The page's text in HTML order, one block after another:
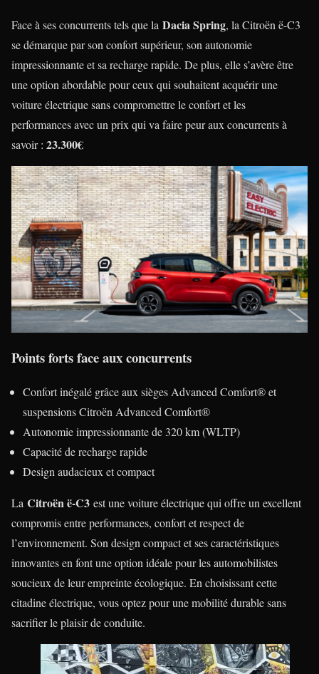
Face à ses concurrents tels que la Dacia Spring, la Citroën ë-C3
se démarque par son confort supérieur, son autonomie
impressionnante et sa recharge rapide. De plus, elle s’avère être
une option abordable pour ceux qui souhaitent acquérir une
voiture électrique sans compromettre le confort et les
performances avec un prix qui va faire peur aux concurrents à
savoir : 23.300€
Points forts face aux concurrents
Confort inégalé grâce aux sièges Advanced Comfort® et
suspensions Citroën Advanced Comfort®
Autonomie impressionnante de 320 km (WLTP)
Capacité de recharge rapide
Design audacieux et compact
La Citroën ë-C3 est une voiture électrique qui offre un excellent
compromis entre performances, confort et respect de
l’environnement. Son design compact et ses caractéristiques
innovantes en font une option idéale pour les automobilistes
soucieux de leur empreinte écologique. En choisissant cette
citadine électrique, vous optez pour une mobilité durable sans
sacrifier le plaisir de conduite.